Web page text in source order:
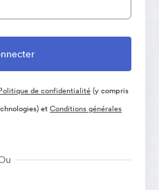
de confidentialité(y compris
etConditions générales